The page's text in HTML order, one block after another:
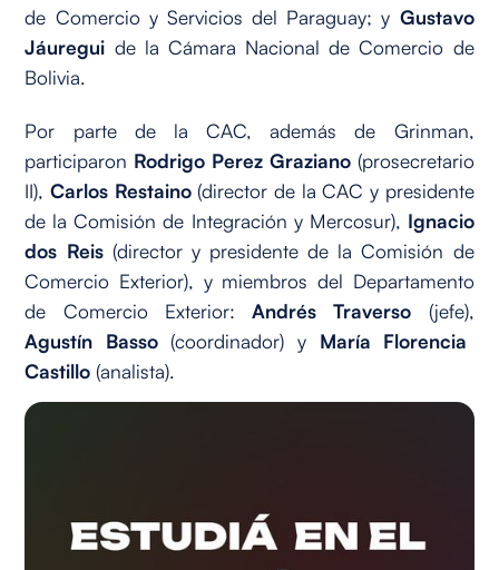
de Comercio y Servicios del Paraguay; y Gustavo
Jáuregui de la Cámara Nacional de Comercio de
Bolivia.
Por parte de la CAC, además de Grinman,
participaron Rodrigo Perez Graziano (prosecretario
II),Carlos Restaino(director de la CAC y presidente
de la Comisión de Integración y Mercosur), Ignacio
dos Reis(director y presidente de la Comisión de
Comercio Exterior), y miembros del Departamento
de Comercio Exterior:Andrés Traverso (jefe),
Agustín Basso(coordinador) y María Florencia
Castillo (analista).